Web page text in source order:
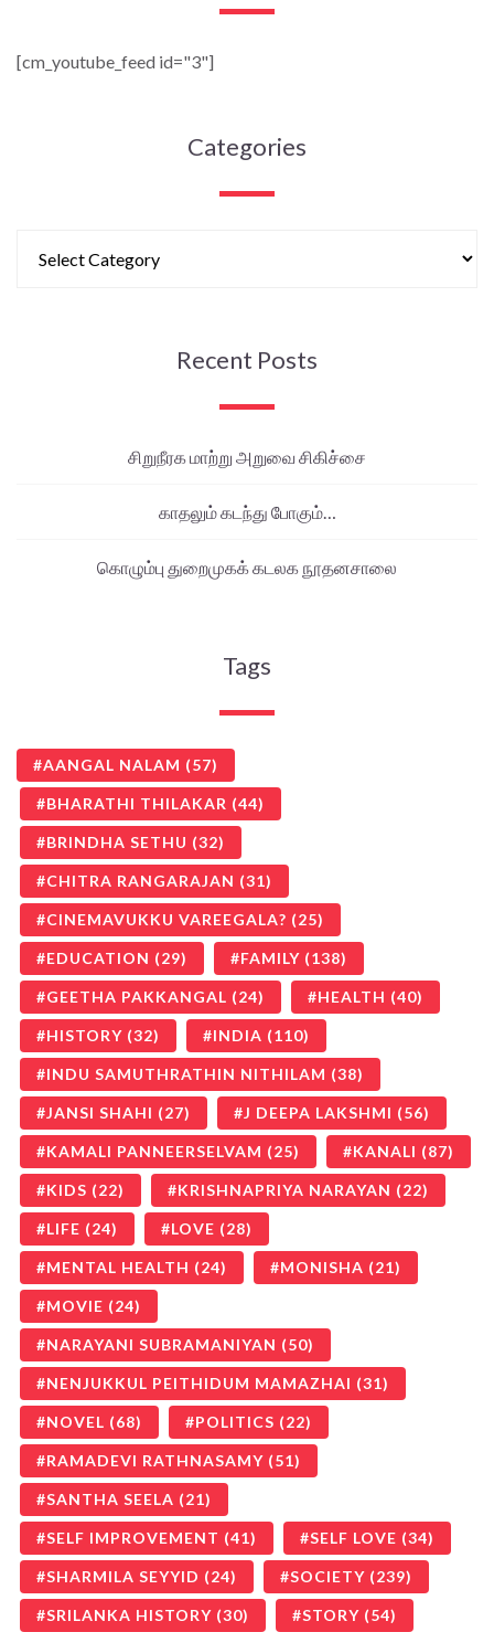
[cm_youtube_feed id="3"]
Categories
Recent Posts
சிறுநீரக மாற்று அறுவை சிகிச்சை
காதலும் கடந்து போகும்…
கொழும்பு துறைமுகக் கடலக நூதனசாலை
Tags
AANGAL NALAM (57)
BHARATHI THILAKAR (44)
BRINDHA SETHU (32)
CHITRA RANGARAJAN (31)
CINEMAVUKKU VAREEGALA? (25)
EDUCATION (29) FAMILY (138)
GEETHA PAKKANGAL (24) HEALTH (40)
HISTORY (32) INDIA (110)
INDU SAMUTHRATHIN NITHILAM (38)
JANSI SHAHI (27) J DEEPA LAKSHMI (56)
KAMALI PANNEERSELVAM (25) KANALI (87)
KIDS (22) KRISHNAPRIYA NARAYAN (22)
LIFE (24) LOVE (28)
MENTAL HEALTH (24) MONISHA (21)
MOVIE (24)
NARAYANI SUBRAMANIYAN (50)
NENJUKKUL PEITHIDUM MAMAZHAI (31)
NOVEL (68) POLITICS (22)
RAMADEVI RATHNASAMY (51)
SANTHA SEELA (21)
SELF IMPROVEMENT (41) SELF LOVE (34)
SHARMILA SEYYID (24) SOCIETY (239)
SRILANKA HISTORY (30) STORY (54)